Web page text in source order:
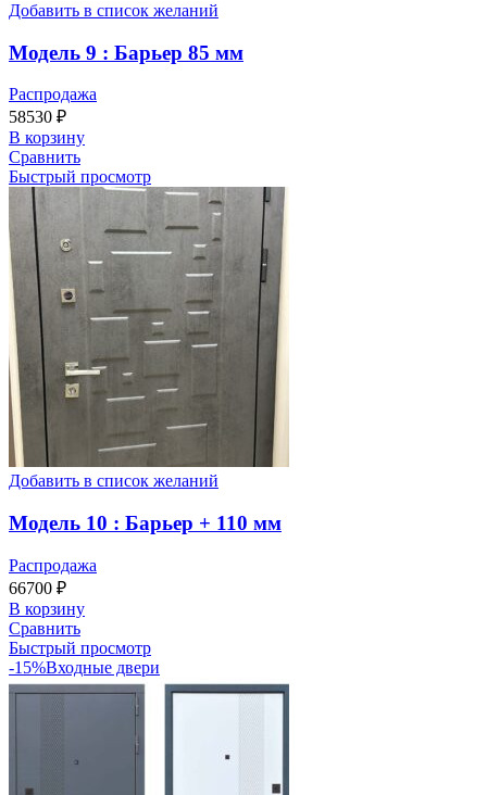
Добавить в список желаний
Модель 9 : Барьер 85 мм
Распродажа
58530 ₽
В корзину
Сравнить
Быстрый просмотр
Добавить в список желаний
Модель 10 : Барьер + 110 мм
Распродажа
66700 ₽
В корзину
Сравнить
Быстрый просмотр
-15%Входные двери